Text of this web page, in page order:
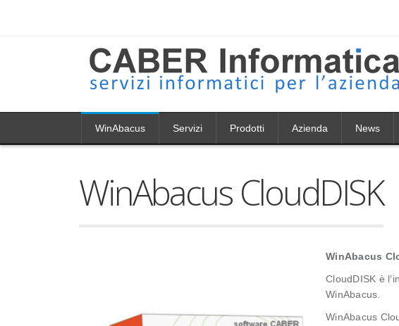
WinAbacus Servizi Prodotti Azienda News
WinAbacus CloudDISK
WinAbacus
CloudDISK è
WinAbacus.
WinAbacus